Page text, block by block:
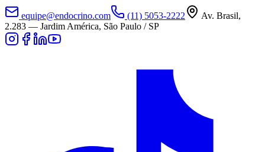
equipe@endocrino.com (11) 5053-2222
Av. Brasil,
2.283 — Jardim América, São Paulo / SP